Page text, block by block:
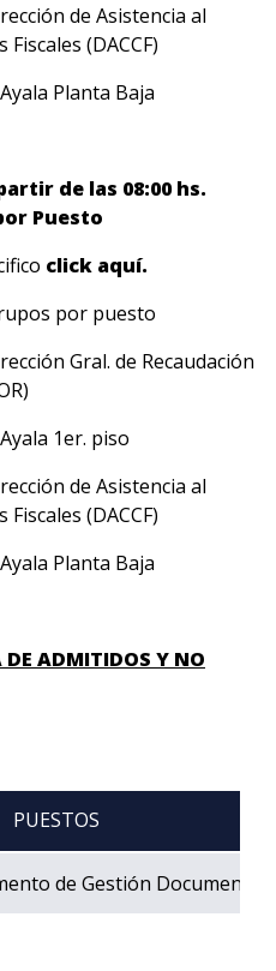
de Asistencia al
(DACCF)
Planta Baja
de las 08:00 hs.
Puesto
click aquí.
por puesto
Gral. de Recaudación
1er. piso
de Asistencia al
(DACCF)
Planta Baja
DE ADMITIDOS Y NO
PUESTOS
de Gestión Documental